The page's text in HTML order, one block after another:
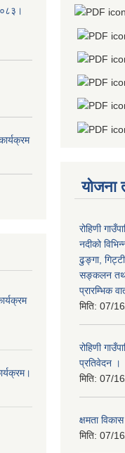
योजना
रोहिणी
नदीको
ढुङ्गा,
सङ्कलन तथा
प्रारम्भिक
मिति: 07/
रोहिणी
प्रतिवेदन ।
मिति: 07/
क्षमता
मिति: 07/